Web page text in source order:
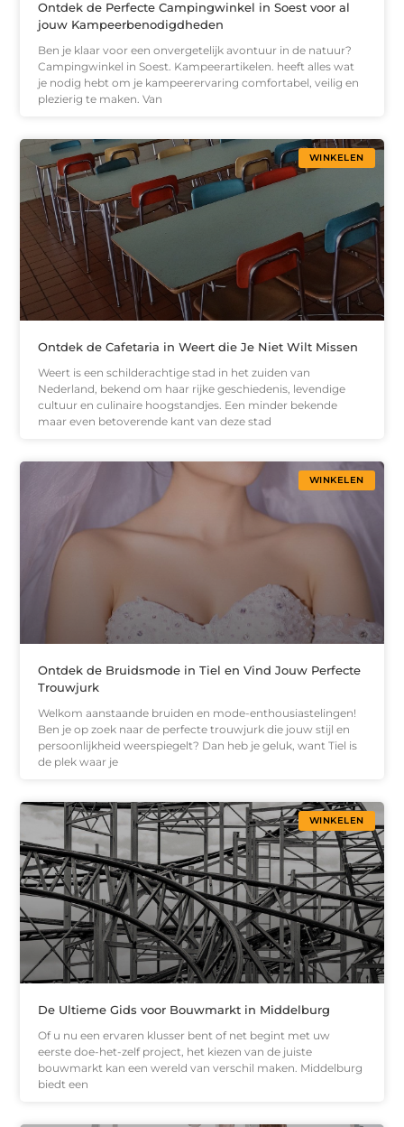
Ontdek de Perfecte Campingwinkel in Soest voor al
jouw Kampeerbenodigdheden
Ben je klaar voor een onvergetelijk avontuur in de natuur?
Campingwinkel in Soest. Kampeerartikelen. heeft alles wat
je nodig hebt om je kampeerervaring comfortabel, veilig en
plezierig te maken. Van
WINKELEN
Ontdek de Cafetaria in Weert die Je Niet Wilt Missen
Weert is een schilderachtige stad in het zuiden van
Nederland, bekend om haar rijke geschiedenis, levendige
cultuur en culinaire hoogstandjes. Een minder bekende
maar even betoverende kant van deze stad
WINKELEN
Ontdek de Bruidsmode in Tiel en Vind Jouw Perfecte
Trouwjurk
Welkom aanstaande bruiden en mode-enthousiastelingen!
Ben je op zoek naar de perfecte trouwjurk die jouw stijl en
persoonlijkheid weerspiegelt? Dan heb je geluk, want Tiel is
de plek waar je
WINKELEN
De Ultieme Gids voor Bouwmarkt in Middelburg
Of u nu een ervaren klusser bent of net begint met uw
eerste doe-het-zelf project, het kiezen van de juiste
bouwmarkt kan een wereld van verschil maken. Middelburg
biedt een